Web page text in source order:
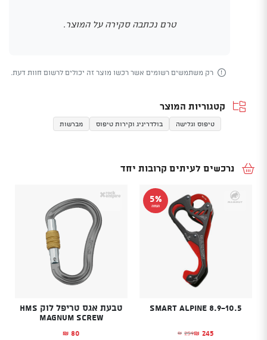
טרם נכתבה סקירה על המוצר.
רק משתמשים רשומים אשר רכשו מוצר זה יכולים לרשום חוות דעת.
קטגוריות המוצר
טיפוס וגלישה בולדריניג וקירות טיפוס מברשות
נרכשים לעיתים קרובות יחד
5%
הנחה
Smart Alpine 8.9-10.5
₪ 259
המחיר המקורי היה: ₪259.₪ 245 המחיר הנוכחי הוא: ₪245.
טבעת אגס טריפל לוק HMS
Magnum Screw
₪ 80